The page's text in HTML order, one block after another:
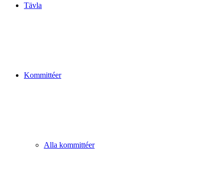
Tävla
Kommittéer
Alla kommittéer